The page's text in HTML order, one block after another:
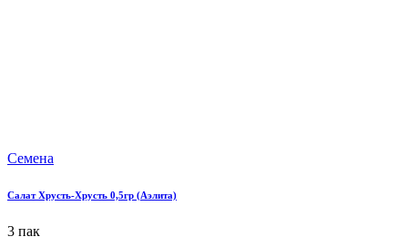
Семена
Салат Хрусть-Хрусть 0,5гр (Аэлита)
3 пак